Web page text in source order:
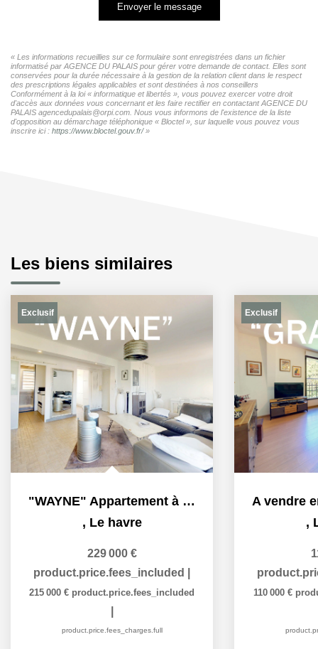
Envoyer le message
« Les informations recueillies sur ce formulaire sont enregistrées dans un fichier
informatisé par AGENCE DU PALAIS pour gérer votre demande de contact. Elles sont
conservées pour la durée nécessaire à la gestion de la relation client dans le respect
des prescriptions légales applicables et sont destinées à nos conseillers
Conformément à la loi « informatique et libertés », vous pouvez exercer votre droit
d'accès aux données vous concernant et les faire rectifier en contactant AGENCE DU
PALAIS agencedupalais@orpi.com. Nous vous informons de l'existence de la liste
d'opposition au démarchage téléphonique « Bloctel », sur laquelle vous pouvez vous
inscrire ici : https://www.bloctel.gouv.fr/»
Les biens similaires
Exclusif
"WAYNE" Appartement à vendre à Le Havre, secteur plage....
, Le havre
229 000 €
product.price.fees_included
215 000 € product.price.fees_included
product.price.fees_charges.full
Exclusif
,
110 000 €